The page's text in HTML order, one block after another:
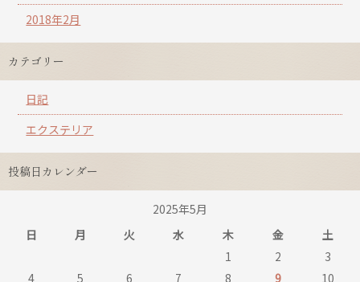
2018年2月
カテゴリー
日記
エクステリア
投稿日カレンダー
2025年5月
日
月 火 水 木 金
土
1
2
3
4
5 6 7 8 9 10